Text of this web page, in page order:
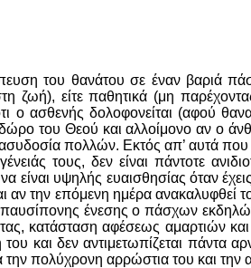
του θανάτου σε έναν βαριά
ζωή), είτε παθητικά (μη
ο ασθενής δολοφονείται (αφού
του Θεού και αλλοίμονο αν ο
ασυδοσία πολλών. Εκτός απ’ αυτά
τους, δεν είναι πάντοτε
είναι υψηλής ευαισθησίας όταν
αν την επόμενη ημέρα
ένεσης ο πάσχων
κατάσταση αφέσεως αμαρτιών
και δεν αντιμετωπίζεται πάντα
την πολύχρονη αρρώστια του και